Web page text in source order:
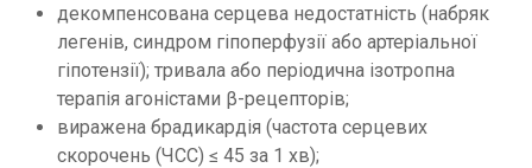
декомпенсована серцева недостатність (набряк
легенів, синдром гіпоперфузії або артеріальної
гіпотензії); тривала або періодична ізотропна
терапія агоністами β-рецепторів;
виражена брадикардія (частота серцевих
скорочень (ЧСС) ≤ 45 за 1 хв);